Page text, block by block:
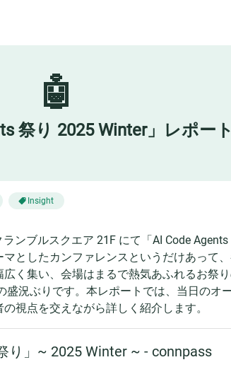
🤖
祭り 2025 Winter」レポート
Insight
ンブルスクエア 21F にて「AI Code
としたカンファレンスというだけあって
く集い、会場はまるで熱気あふれるお祭
盛況ぶりです。本レポートでは、当日のオ
視点を交えながら詳しく紹介します。